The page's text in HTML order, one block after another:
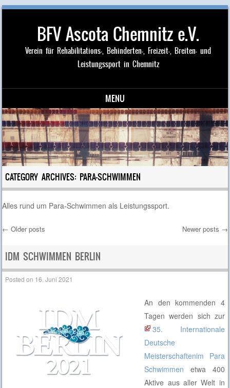
BFV Ascota Chemnitz e.V.
Verein für Rehabilitations-, Behinderten-, Freizeit-, Breiten- und
Leistungssport in Chemnitz
MENU
Skip to content
CATEGORY ARCHIVES: PARA-SCHWIMMEN
Alles rund um Para-Schwimmen als Leistungssport.
Post navigation
← Older posts Newer posts →
IDM SCHWIMMEN BERLIN
Posted on 16. Juni 2021
An den kommenden 4
Tagen werden sich zur
35. Internationale
Deutsche
Meisterschaftenim Para
Schwimmen etwa 400
Aktive aus aller Welt in